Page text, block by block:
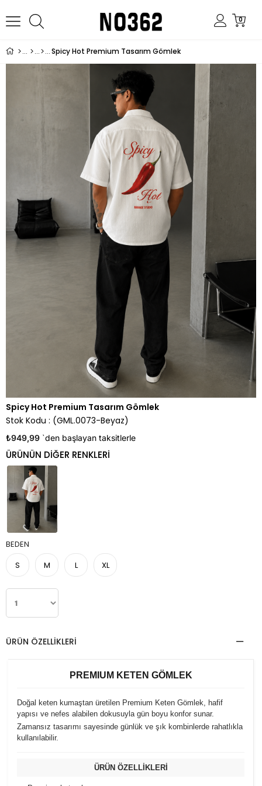
0
Spicy Hot Premium Tasarım Gömlek
Spicy Hot Premium Tasarım Gömlek
Stok Kodu
(GML.0073-Beyaz)
₺949,99 `den başlayan taksitlerle
BEDEN
S
M L XL
ÜRÜN ÖZELLIKLERI
PREMIUM KETEN GÖMLEK
Doğal keten kumaştan üretilen Premium Keten Gömlek, hafif
yapısı ve nefes alabilen dokusuyla gün boyu konfor sunar.
Zamansız tasarımı sayesinde günlük ve şık kombinlerde rahatlıkla
kullanılabilir.
ÜRÜN ÖZELLİKLERİ